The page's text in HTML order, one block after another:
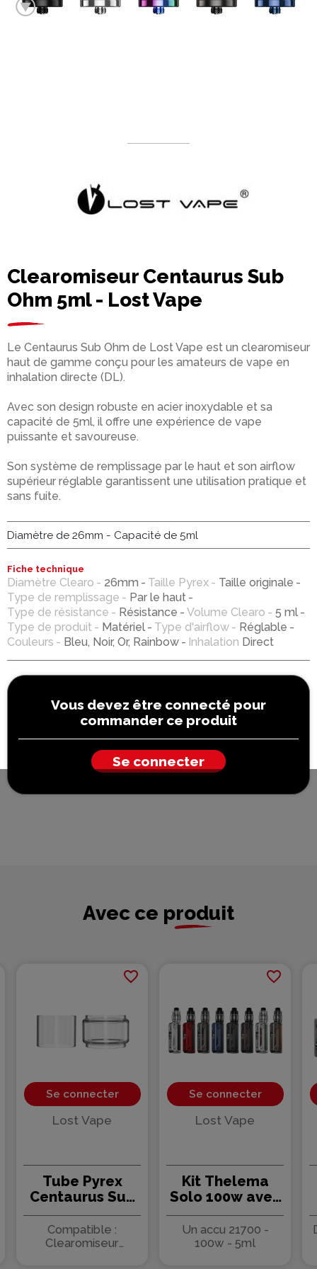
Clearomiseur Centaurus Sub
Ohm 5ml - Lost Vape
Le Centaurus Sub Ohm de Lost Vape est un clearomiseur
haut de gamme conçu pour les amateurs de vape en
inhalation directe (DL).
Avec son design robuste en acier inoxydable et sa
capacité de 5ml, il offre une expérience de vape
puissante et savoureuse.
Son système de remplissage par le haut et son airflow
supérieur réglable garantissent une utilisation pratique et
sans fuite.
Diamètre de 26mm - Capacité de 5ml
Fiche technique
Diamètre Clearo 26mm Taille Pyrex
Taille originale
Type de remplissage
Par le haut
Type de résistance
Résistance Volume Clearo
5 ml
Type de produit
Matériel Type d'airflow
Réglable
Couleurs
Bleu, Noir, Or, Rainbow Inhalation Direct
Vous devez être connecté pour
commander ce produit
Se connecter
Avec ce produit
favorite_border
Se connecter
Lost Vape
Tube Pyrex
Centaurus Sub
Ohm (2/5ml) -
Lost Vape
Compatible :
Clearomiseur
favorite_border
Se connecter
Lost Vape
Kit Thelema
Solo 100w avec
Centaurus Sub
Ohm 5ml - Lost
Vape
Un accu 21700 -
100w - 5ml